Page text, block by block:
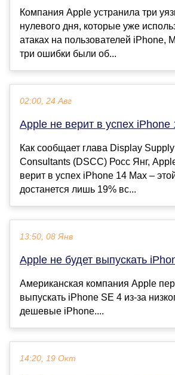
Компания Apple устранила три
нулевого дня, которые уже
атаках на пользователей iPhone,
три ошибки были об...
02:00, 24 Авг
Apple не верит в успех iPhone
Как сообщает глава Display
Consultants (DSCC) Росс Янг,
верит в успех iPhone 14 Max –
достанется лишь 19% вс...
13:50, 08 Янв
Apple не будет выпускать
Американская компания Apple
выпускать iPhone SE 4 из-за
дешевые iPhone....
14:20, 19 Окт